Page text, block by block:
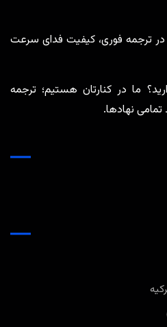
در ترجمه‌ فوری، کیفیت فدای سرعت
ما در کنارتان هستیم؛ ترجمه
نهادها.